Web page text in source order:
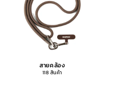
สายคล้อง
118 สินค้า